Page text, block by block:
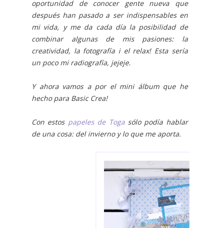
oportunidad de conocer gente nueva que
después han pasado a ser indispensables en
mi vida, y me da cada día la posibilidad de
combinar algunas de mis pasiones: la
creatividad, la fotografía i el relax! Esta sería
un poco mi radiografía, jejeje.
Y ahora vamos a por el mini álbum que he
hecho para Basic Crea!
Con estos papeles de Togasólo podía hablar
de una cosa: del invierno y lo que me aporta.